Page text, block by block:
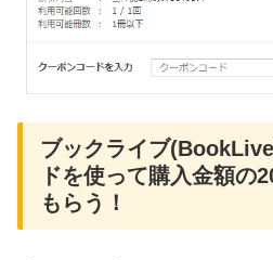
ブックライブ
ドを使って購入金額の
もらう！